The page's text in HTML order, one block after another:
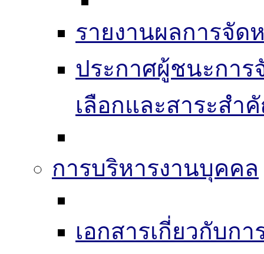
รายงานผลการจั
ประกาศผู้ชนะการ
เลือกและสาระส
การบริหารงานบุคคล
เอกสารเกี่ยวกับก